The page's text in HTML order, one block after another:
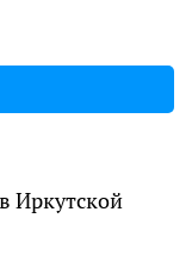
Иркутской